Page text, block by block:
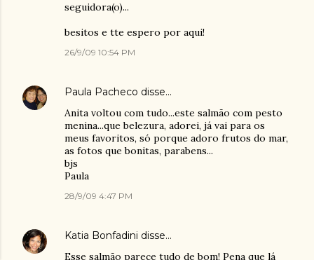
seguidora(o)...
besitos e tte espero por aqui!
26/9/09 10:54 PM
Paula Pacheco disse…
Anita voltou com tudo...este salmão com pesto
menina...que belezura, adorei, já vai para os
meus favoritos, só porque adoro frutos do mar,
as fotos que bonitas, parabens...
bjs
Paula
28/9/09 4:47 PM
Katia Bonfadini disse…
Esse salmão parece tudo de bom! Pena que lá